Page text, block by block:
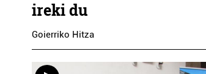
ireki du
Goierriko Hitza